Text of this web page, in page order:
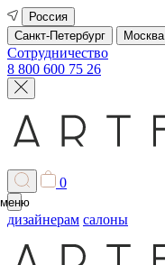
Россия
Санкт-Петербург
Москва
Сотрудничество
8 800 600 75 26
0
меню
дизайнерам салоны